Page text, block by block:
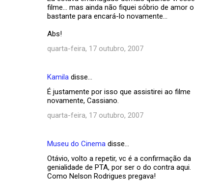
filme... mas ainda não fiquei sóbrio de amor o
bastante para encará-lo novamente...
Abs!
quarta-feira, 17 outubro, 2007
Kamila disse…
É justamente por isso que assistirei ao filme
novamente, Cassiano.
quarta-feira, 17 outubro, 2007
Museu do Cinema disse…
Otávio, volto a repetir, vc é a confirmação da
genialidade de PTA, por ser o do contra aqui.
Como Nelson Rodrigues pregava!